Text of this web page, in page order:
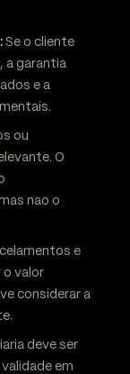
Se o cliente
a garantia
e a
ou
O
nao o
e
o valor
considerar a
deve ser
em